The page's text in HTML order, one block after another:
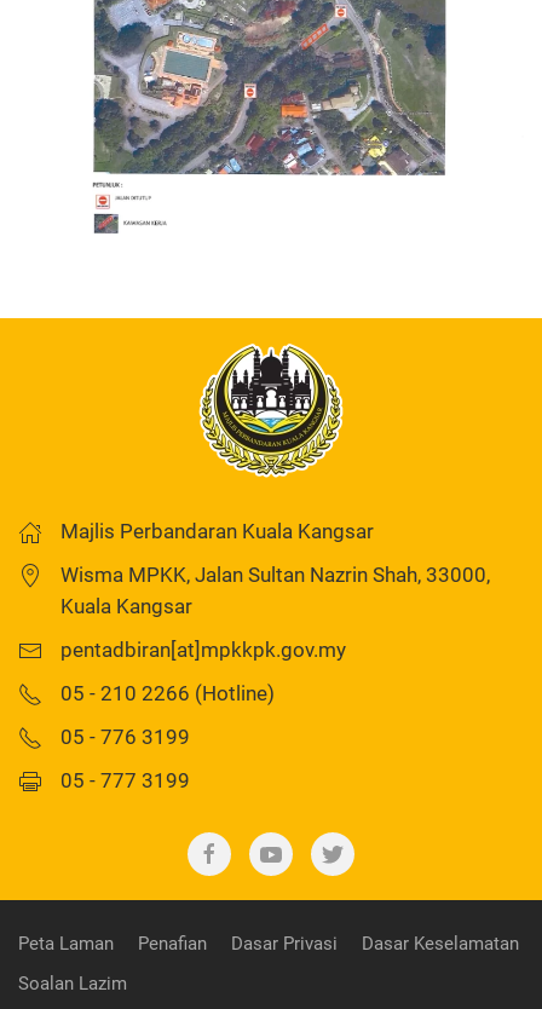
Read more
Majlis Perbandaran Kuala Kangsar
Wisma MPKK, Jalan Sultan Nazrin Shah, 33000,
Kuala Kangsar
pentadbiran[at]mpkkpk.gov.my
05 - 210 2266 (Hotline)
05 - 776 3199
05 - 777 3199
Peta Laman Penafian Dasar Privasi
Dasar Keselamatan
Soalan Lazim